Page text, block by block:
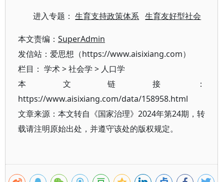
进入专题：生育支持政策体系 生育友好型社会
本文责编： SuperAdmin
发信站：爱思想（https://www.aisixiang.com）
栏目： 学术>社会学 > 人口学
本文链接：
https://www.aisixiang.com/data/158958.html
文章来源：本文转自《国家治理》2024年第24期，转
载请注明原始出处，并遵守该处的版权规定。